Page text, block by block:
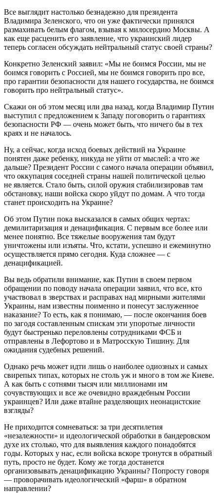
Все выглядит настолько безнадежно для президента
Владимира Зеленского, что он уже фактически принялся
размахивать белым флагом, взывая к милосердию Москвы. А
как еще расценить его заявление, что украинский лидер
теперь согласен обсуждать нейтральный статус своей страны?
Конкретно Зеленский заявил: «Мы не боимся России, мы не
боимся говорить с Россией, мы не боимся говорить про все,
про гарантии безопасности для нашего государства, не боимся
говорить про нейтральный статус».
Скажи он об этом месяц или два назад, когда Владимир Путин
выступил с предложением к Западу поговорить о гарантиях
безопасности РФ — очень может быть, что ничего бы в тех
краях и не началось.
Ну, а сейчас, когда исход боевых действий на Украине
понятен даже ребенку, никуда не уйти от мыслей: а что же
дальше? Президент России с самого начала операции объявил,
что оккупация соседней страны нашей политической целью
не является. Стало быть, силой оружия стабилизировав там
обстановку, наши войска скоро уйдут по домам. А что тогда
станет происходить на Украине?
Об этом Путин пока высказался в самых общих чертах:
демилитаризация и денацификация. С первым все более или
менее понятно. Все тяжелые вооружения там будут
уничтожены или изъяты. Что, кстати, успешно и ежеминутно
осуществляется прямо сегодня. Куда сложнее — с
денацификацией.
Вы ведь обратили внимание, как Путин в своем первом
обращении по поводу начала операции заявил, что все, кто
участвовал в зверствах и расправах над мирными жителями
Украины, нам известны поименно и понесут заслуженное
наказание? То есть, как я понимаю, — после окончания боев
по загодя составленным спискам эти упоротые личности
будут быстренько переловлены сотрудниками ФСБ и
отправлены в Лефортово и в Матросскую Тишину. Для
ожидания судебных решений.
Однако речь может идти лишь о наиболее одиозных и самых
свирепых типах, которых не столь уж и много в том же Киеве.
А как быть с сотнями тысяч или миллионами им
сочувствующих и все же очевидно враждебным России
украинцев? Или даже втайне разделяющих неонацистские
взгляды?
Не приходится сомневаться: за три десятилетия
«незалежности» и идеологической обработки в бандеровском
духе их столько, что для выявления каждого понадобятся
годы. Которых у нас, если войска вскоре тронутся в обратный
путь, просто не будет. Кому же тогда достанется
организовывать денацификацию Украины? Попросту говоря
— проворачивать идеологический «фарш» в обратном
направлении?